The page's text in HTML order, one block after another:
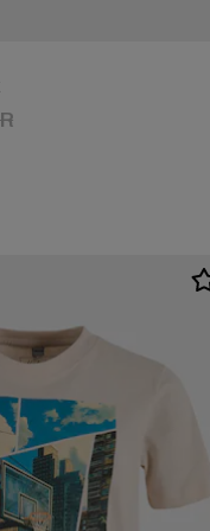
EUR
Aktionspreis: 24,99 EUR